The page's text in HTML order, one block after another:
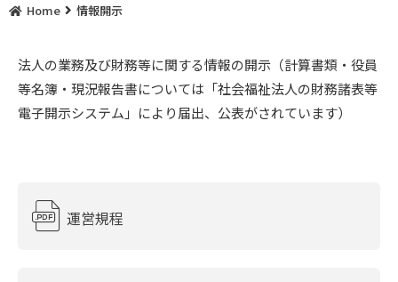
Home 情報開示
法人の業務及び財務等に関する情報の開示（計算書類・役員
等名簿・現況報告書については「社会福祉法人の財務諸表等
電子開示システム」により届出、公表がされています）
運営規程